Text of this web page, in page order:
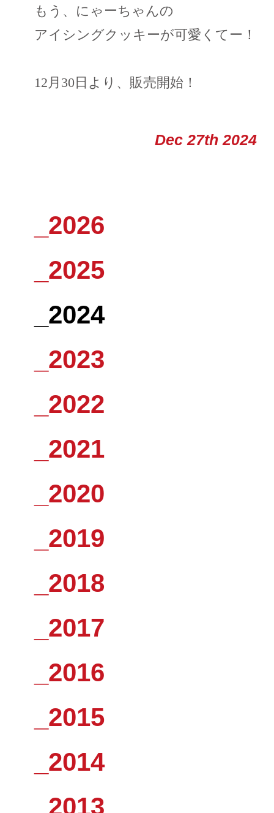
もう、にゃーちゃんの
アイシングクッキーが可愛くてー！
12月30日より、販売開始！
Dec 27th 2024
_2026
_2025
_2024
_2023
_2022
_2021
_2020
_2019
_2018
_2017
_2016
_2015
_2014
_2013